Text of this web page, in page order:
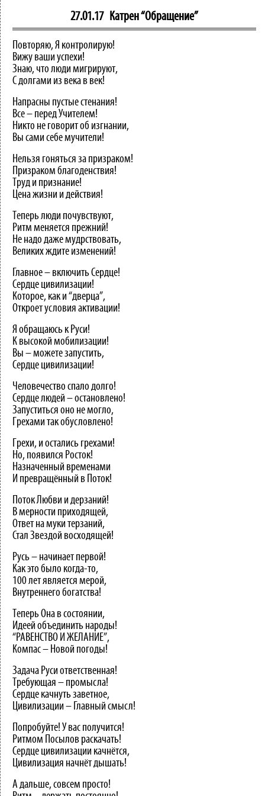
27.01.17 Катрен “Обращение”
Повторяю, Я контролирую!
Вижу ваши успехи!
Знаю, что люди мигрируют,
С долгами из века в век!
Напрасны пустые стенания!
Все – перед Учителем!
Никто не говорит об изгнании,
Вы сами себе мучители!
Нельзя гоняться за призраком!
Призраком благоденствия!
Труд и признание!
Цена жизни и действия!
Теперь люди почувствуют,
Ритм меняется прежний!
Не надо даже мудрствовать,
Великих ждите изменений!
Главное – включить Сердце!
Сердце цивилизации!
Которое, как и “дверца”,
Откроет условия активации!
Я обращаюсь к Руси!
К высокой мобилизации!
Вы – можете запустить,
Сердце цивилизации!
Человечество спало долго!
Сердце людей – остановлено!
Запуститься оно не могло,
Грехами так обусловлено!
Грехи, и остались грехами!
Но, появился Росток!
Назначенный временами
И превращённый в Поток!
Поток Любви и дерзаний!
В мерности приходящей,
Ответ на муки терзаний,
Стал Звездой восходящей!
Русь – начинает первой!
Как это было когда-то,
100 лет является мерой,
Внутреннего богатства!
Теперь Она в состоянии,
Идеей объединить народы!
“РАВЕНСТВО И ЖЕЛАНИЕ”,
Компас – Новой погоды!
Задача Руси ответственная!
Требующая – промысла!
Сердце качнуть заветное,
Цивилизации – Главный смысл!
Попробуйте! У вас получится!
Ритмом Посылов раскачать!
Сердце цивилизации качнётся,
Цивилизация начнёт дышать!
А дальше, совсем просто!